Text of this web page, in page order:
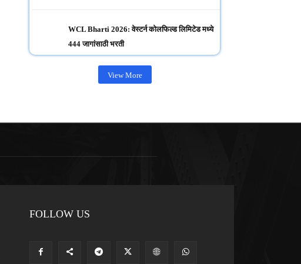
WCL Bharti 2026: वेस्टर्न कोलफिल्ड लिमिटेड मध्ये
444 जागांसाठी भरती
View More
FOLLOW US